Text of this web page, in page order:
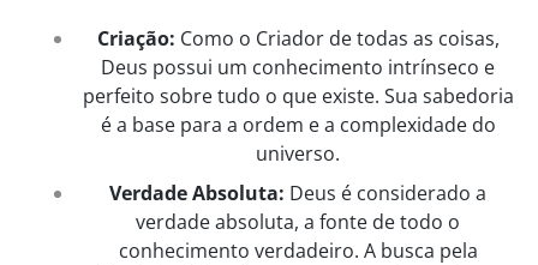
Criação: Como o Criador de todas as coisas,
Deus possui um conhecimento intrínseco e
perfeito sobre tudo o que existe. Sua sabedoria
é a base para a ordem e a complexidade do
universo.
Verdade Absoluta: Deus é considerado a
verdade absoluta, a fonte de todo o
conhecimento verdadeiro. A busca pela